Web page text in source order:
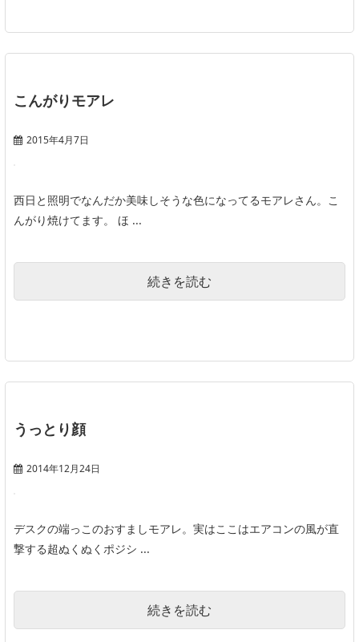
こんがりモアレ
2015年4月7日
西日と照明でなんだか美味しそうな色になってるモアレさん。こ
んがり焼けてます。 ほ ...
続きを読む
うっとり顔
2014年12月24日
デスクの端っこのおすましモアレ。実はここはエアコンの風が直
撃する超ぬくぬくポジシ ...
続きを読む